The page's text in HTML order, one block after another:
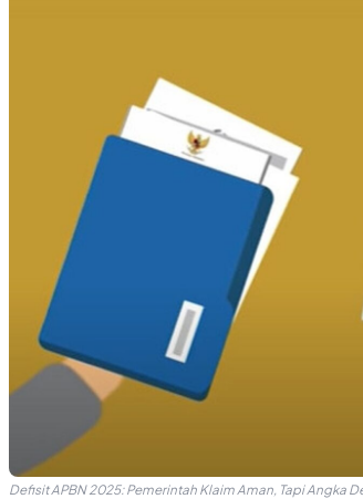
Defisit APBN 2025: Pemerintah Klaim Aman, Tapi Angka